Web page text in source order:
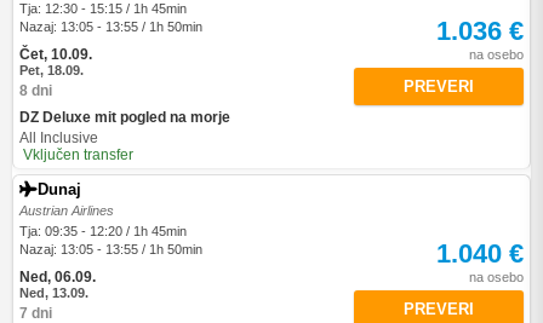
Tja: 12:30 - 15:15 / 1h 45min
Nazaj: 13:05 - 13:55 / 1h 50min
Čet, 10.09.
Pet, 18.09.
8 dni
DZ Deluxe mit pogled na morje
All Inclusive
Vključen transfer
1.036 €
na osebo
PREVERI
Dunaj
Austrian Airlines
Tja: 09:35 - 12:20 / 1h 45min
Nazaj: 13:05 - 13:55 / 1h 50min
Ned, 06.09.
Ned, 13.09.
7 dni
1.040 €
na osebo
PREVERI